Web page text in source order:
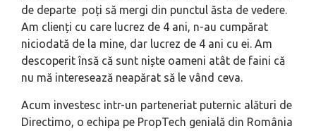
de departe poți să mergi din punctul ăsta de vedere.
Am clienți cu care lucrez de 4 ani, n-au cumpărat
niciodată de la mine, dar lucrez de 4 ani cu ei. Am
descoperit însă că sunt niște oameni atât de faini că
nu mă interesează neapărat să le vând ceva.
Acum investesc intr-un parteneriat puternic alături de
Directimo, o echipa pe PropTech genială din România